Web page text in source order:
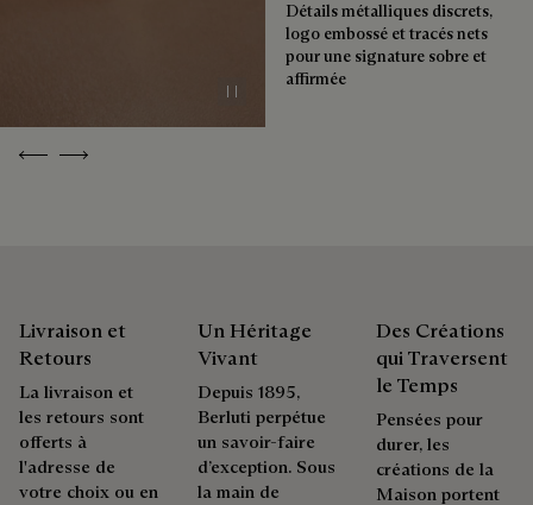
Berluti privilégie des emballages respectueux de
conçus à partir de matériaux durables et recyclés.
reflet d'une histoire et d'émotions. Une soixantaine de
nuances sont disponibles en boutique, pour une patine qui
Réparabilité
s'agisse de souliers, de maroquinerie ou de prêt-à-porter, nos
ateliers proposent une palette de services permettant à
chacun de porter ses produits, en beauté, le plus longtemps
possible.
Prolonger la vie du produit
Previous
Next
Pause
Détails métalliques discrets,
logo embossé et tracés nets
pour une signature sobre et
affirmée
Livraison et
Retours
La livraison et
les retours sont
offerts à
l'adresse de
votre choix ou en
Un Héritage
Vivant
Depuis 1895,
Berluti perpétue
un savoir-faire
d’exception. Sous
la main de
Des Créations
qui Traversent
le Temps
Pensées pour
durer, les
créations de la
Maison portent